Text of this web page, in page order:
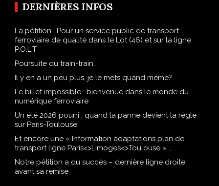
DERNIÈRES INFOS
La pétition : Pour un service public de transport
ferroviaire de qualité dans le Lot (46) et sur la ligne
P.O.L.T
Poursuite du train-train…
Il y en a un peu plus, je le mets quand même?
Le billet impossible : bienvenue dans le monde du
numérique ferroviaire
Un été 2026 pourri : quand la panne devient la règle
sur Paris-Toulouse
Et encore une « Information adaptations plan de
transport ligne Paris<>Limoges<>Toulouse » …
Notre pétition a du succès – dernière ligne droite
avant sa remise